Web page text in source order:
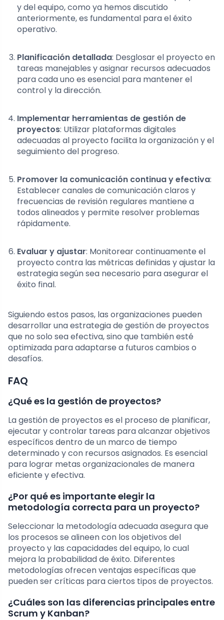
y del equipo, como ya hemos discutido
anteriormente, es fundamental para el éxito
operativo.
Planificación detallada: Desglosar el proyecto en
tareas manejables y asignar recursos adecuados
para cada uno es esencial para mantener el
control y la dirección.
Implementar herramientas de gestión de
proyectos: Utilizar plataformas digitales
adecuadas al proyecto facilita la organización y el
seguimiento del progreso.
Promover la comunicación continua y efectiva:
Establecer canales de comunicación claros y
frecuencias de revisión regulares mantiene a
todos alineados y permite resolver problemas
rápidamente.
Evaluar y ajustar: Monitorear continuamente el
proyecto contra las métricas definidas y ajustar la
estrategia según sea necesario para asegurar el
éxito final.
Siguiendo estos pasos, las organizaciones pueden
desarrollar una estrategia de gestión de proyectos
que no solo sea efectiva, sino que también esté
optimizada para adaptarse a futuros cambios o
desafíos.
FAQ
¿Qué es la gestión de proyectos?
La gestión de proyectos es el proceso de planificar,
ejecutar y controlar tareas para alcanzar objetivos
específicos dentro de un marco de tiempo
determinado y con recursos asignados. Es esencial
para lograr metas organizacionales de manera
eficiente y efectiva.
¿Por qué es importante elegir la
metodología correcta para un proyecto?
Seleccionar la metodología adecuada asegura que
los procesos se alineen con los objetivos del
proyecto y las capacidades del equipo, lo cual
mejora la probabilidad de éxito. Diferentes
metodologías ofrecen ventajas específicas que
pueden ser críticas para ciertos tipos de proyectos.
¿Cuáles son las diferencias principales entre
Scrum y Kanban?